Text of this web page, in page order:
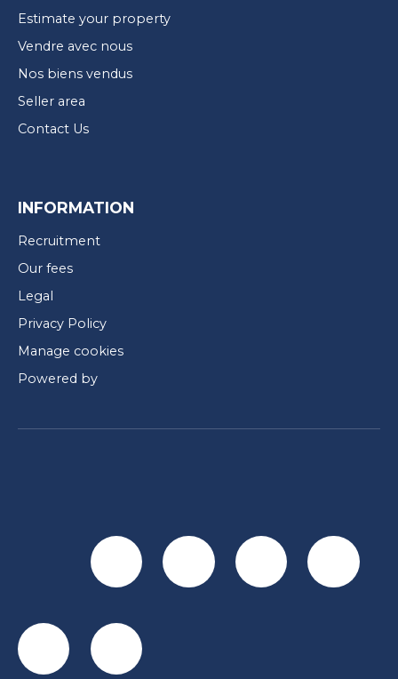
Estimate your property
Vendre avec nous
Nos biens vendus
Seller area
Contact Us
INFORMATION
Recruitment
Our fees
Legal
Privacy Policy
Manage cookies
Powered by